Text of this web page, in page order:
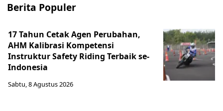
Berita Populer
17 Tahun Cetak Agen Perubahan,
AHM Kalibrasi Kompetensi
Instruktur Safety Riding Terbaik se-
Indonesia
Sabtu, 8 Agustus 2026